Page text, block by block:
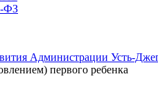
ФЗ
Администрации Усть-
первого ребенка